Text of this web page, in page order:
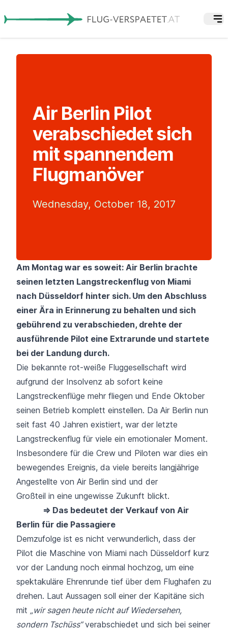
Air Berlin Pilot
verabschiedet sich
mit spannendem
Flugmanöver
Wednesday, October 18, 2017
Am Montag war es soweit: Air Berlin brachte
seinen letzten Langstreckenflug von Miami
nach Düsseldorf hinter sich. Um den Abschluss
einer Ära in Erinnerung zu behalten und sich
gebührend zu verabschieden, drehte der
ausführende Pilot eine Extrarunde und startete
bei der Landung durch.
Die bekannte rot-weiße Fluggesellschaft wird
aufgrund der Insolvenz ab sofort keine
Langstreckenflüge mehr fliegen und Ende Oktober
seinen Betrieb komplett einstellen. Da Air Berlin nun
seit fast 40 Jahren existiert, war der letzte
Langstreckenflug für viele ein emotionaler Moment.
Insbesondere für die Crew und Piloten war dies ein
bewegendes Ereignis, da viele bereits langjährige
Angestellte von Air Berlin sind und der
Großteil in eine ungewisse Zukunft blickt.
⇒ Das bedeutet der Verkauf von Air
Berlin für die Passagiere
Demzufolge ist es nicht verwunderlich, dass der
Pilot die Maschine von Miami nach Düsseldorf kurz
vor der Landung noch einmal hochzog, um eine
spektakuläre Ehrenrunde tief über dem Flughafen zu
drehen. Laut Aussagen soll einer der Kapitäne sich
mit „wir sagen heute nicht auf Wiedersehen,
sondern Tschüss“verabschiedet und sich bei seiner